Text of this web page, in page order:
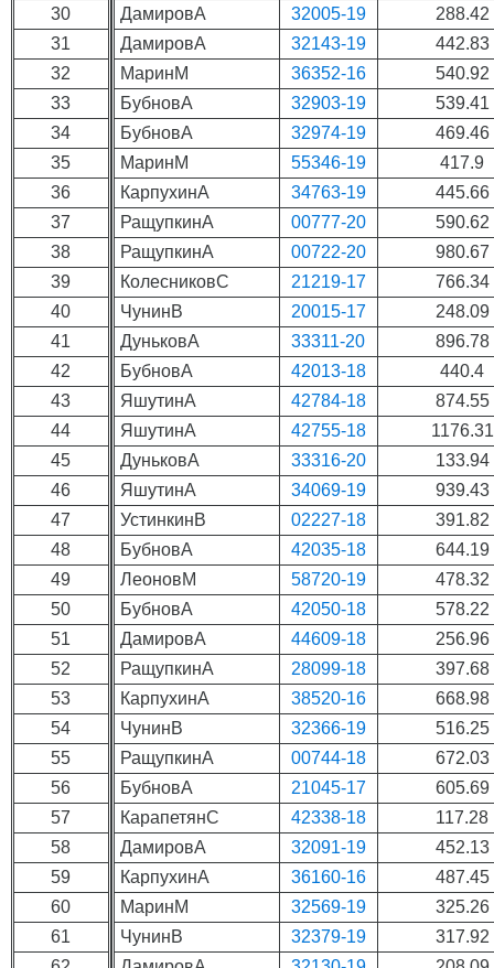
30
31
32
33
34
35
36
37
38
39
40
41
42
43
44
45
46
47
48
49
50
51
52
53
54
55
56
57
58
59
60
61
ДамировА
32005-19
288.42
ДамировА
32143-19
442.83
МаринМ
36352-16
540.92
БубновА
32903-19
539.41
БубновА
32974-19
469.46
МаринМ
55346-19
417.9
КарпухинА
34763-19
445.66
РащупкинА
00777-20
590.62
РащупкинА
00722-20
980.67
КолесниковС
21219-17
766.34
ЧунинВ
20015-17
248.09
ДуньковА
33311-20
896.78
БубновА
42013-18
440.4
ЯшутинА
42784-18
874.55
ЯшутинА
42755-18
1176.31
ДуньковА
33316-20
133.94
ЯшутинА
34069-19
939.43
УстинкинВ
02227-18
391.82
БубновА
42035-18
644.19
ЛеоновМ
58720-19
478.32
БубновА
42050-18
578.22
ДамировА
44609-18
256.96
РащупкинА
28099-18
397.68
КарпухинА
38520-16
668.98
ЧунинВ
32366-19
516.25
РащупкинА
00744-18
672.03
БубновА
21045-17
605.69
КарапетянС
42338-18
117.28
ДамировА
32091-19
452.13
КарпухинА
36160-16
487.45
МаринМ
32569-19
325.26
ЧунинВ
32379-19
317.92